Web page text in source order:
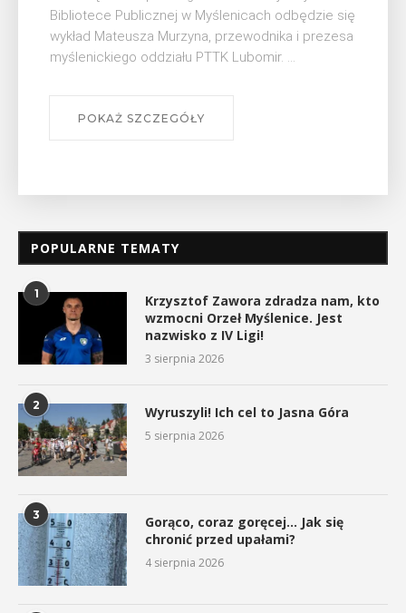
Myślimira. Wydarzenie organizowane przez
Muzeum Niepodległości w Myślenicach odbędzie
się na ...
POKAŻ SZCZEGÓŁY
POPULARNE TEMATY
1
Krzysztof Zawora zdradza nam, kto
wzmocni Orzeł Myślenice. Jest
nazwisko z IV Ligi!
3 sierpnia 2026
2 Wyruszyli! Ich cel to Jasna Góra
5 sierpnia 2026
3
Gorąco, coraz goręcej… Jak się
chronić przed upałami?
4 sierpnia 2026